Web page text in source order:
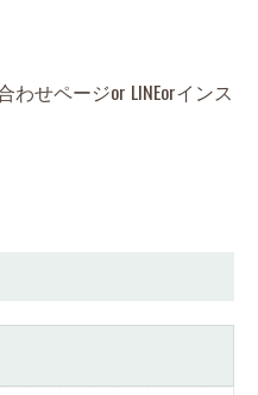
せページor LINEorインス